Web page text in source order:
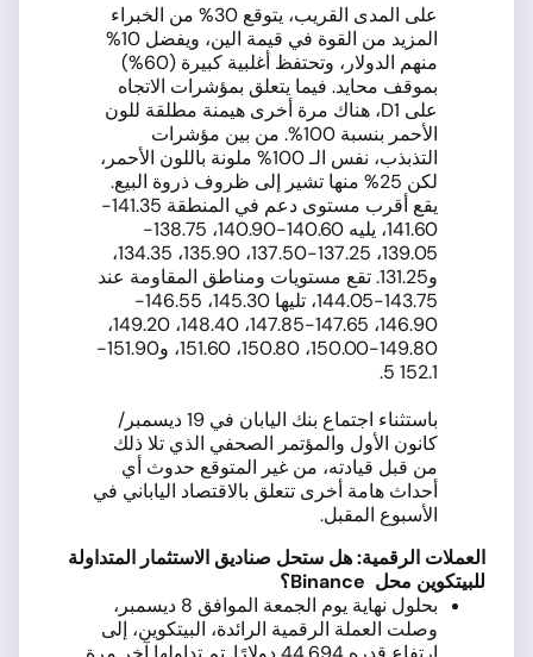
على المدى القريب، يتوقع 30% من الخبراء
المزيد من القوة في قيمة الين، ويفضل 10%
منهم الدولار، وتحتفظ أغلبية كبيرة (60%)
بموقف محايد. فيما يتعلق بمؤشرات الاتجاه
على D1، هناك مرة أخرى هيمنة مطلقة للون
الأحمر بنسبة 100%. من بين مؤشرات
التذبذب، نفس الـ 100% ملونة باللون الأحمر،
لكن 25% منها تشير إلى ظروف ذروة البيع.
يقع أقرب مستوى دعم في المنطقة 141.35-
141.60، يليه 140.60-140.90، 138.75-
139.05، 137.25-137.50، 135.90، 134.35،
و131.25. تقع مستويات ومناطق المقاومة عند
143.75-144.05، تليها 145.30، 146.55-
146.90، 147.65-147.85، 148.40، 149.20،
149.80-150.00، 150.80، 151.60، و151.90-
152.1 5.
باستثناء اجتماع بنك اليابان في 19 ديسمبر/
كانون الأول والمؤتمر الصحفي الذي تلا ذلك
من قبل قيادته، من غير المتوقع حدوث أي
أحداث هامة أخرى تتعلق بالاقتصاد الياباني في
الأسبوع المقبل.
العملات الرقمية: هل ستحل صناديق الاستثمار المتداولة
للبيتكوين محل
؟
بحلول نهاية يوم الجمعة الموافق 8 ديسمبر،
وصلت العملة الرقمية الرائدة، البيتكوين، إلى